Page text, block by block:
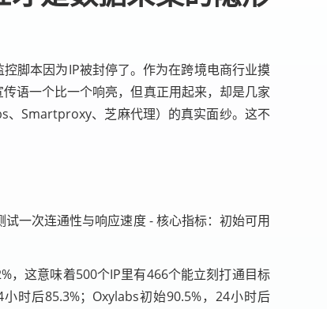
脚本因为IP被封停了。作为在跨境电商行业摸
语一个比一个响亮，但真正用起来，却是几家
、Smartproxy、芝麻代理）的真实面纱。这不
一次连通性与响应速度 - 核心指标：初始可用
这意味着500个IP里有466个能立刻打通目标
时后85.3%；Oxylabs初始90.5%，24小时后